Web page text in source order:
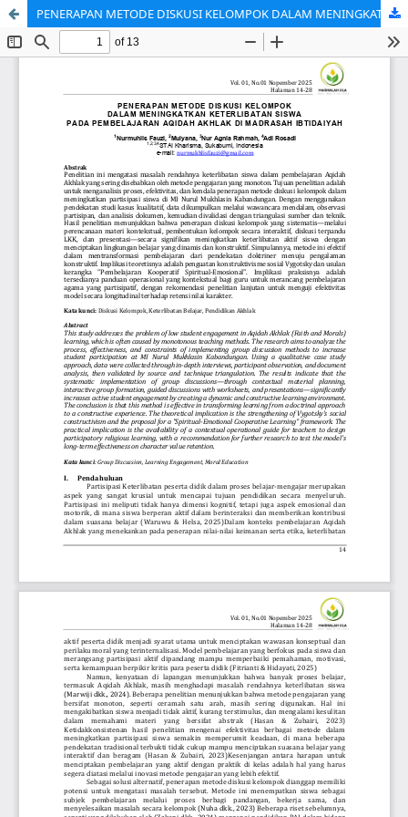
PENERAPAN METODE DISKUSI KELOMPOK DALAM MENINGKATKAN KETERLIBATAN SISWA DALAM PEMBELAJARAN AQIDAH AKHLAK DI MI